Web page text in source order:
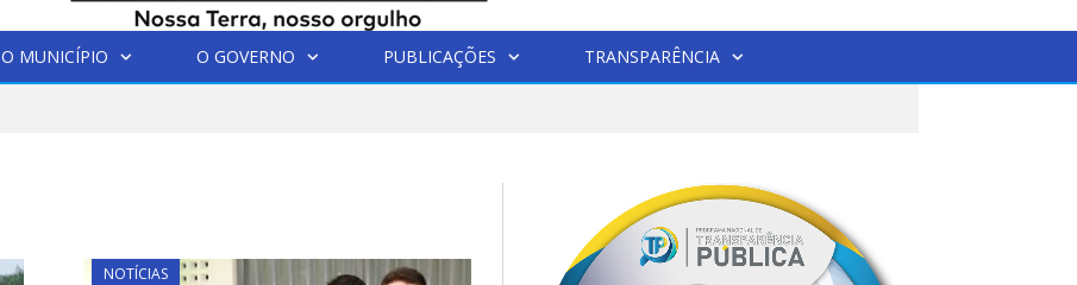
O MUNICÍPIO O GOVERNO PUBLICAÇÕES TRANSPARÊNCIA
NOTÍCIAS